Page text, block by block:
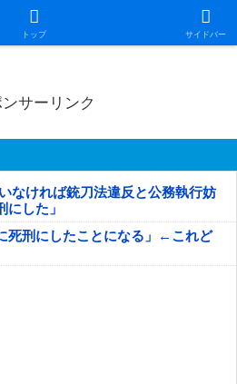
トップ サイドバー
録
サーリンク
なければ銃刀法違反と公務執行妨
した」
死刑にしたことになる」←これど